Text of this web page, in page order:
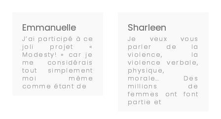
Emmanuelle
J’ai participé à ce
joli projet «
Modesty! » car je
me considérais
tout simplement
moi même
comme étant de
Sharleen
Je veux vous
parler de la
violence, la
violence verbale,
physique,
morale… Des
millions de
femmes ont font
partie et